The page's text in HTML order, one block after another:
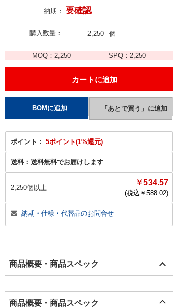
納期： 要確認
購入数量 個
MOQ： 2,250 SPQ：2,250
ポイント： 5ポイント(1%還元)
送料： 送料無料でお届けします
2,250個以上
￥534.57
(税込￥ 588.02)
納期・仕様・代替品のお問合せ
商品概要・商品スペック
商品概要・商品スペック